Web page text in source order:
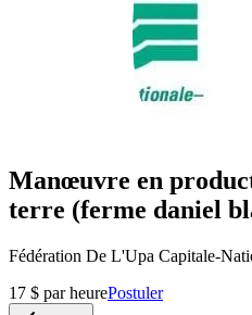
Manœuvre en
terre (ferme daniel
Fédération De L'Upa Capitale-
17 $ par heurePostuler